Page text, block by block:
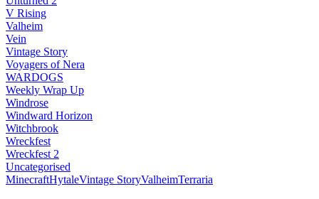
V Rising
Valheim
Vein
Vintage Story
Voyagers of Nera
WARDOGS
Weekly Wrap Up
Windrose
Windward Horizon
Witchbrook
Wreckfest
Wreckfest 2
Uncategorised
MinecraftHytaleVintage StoryValheimTerraria